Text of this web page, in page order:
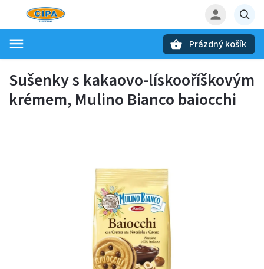
Prázdný košík
Sušenky s kakaovo-lískooříškovým
krémem, Mulino Bianco baiocchi